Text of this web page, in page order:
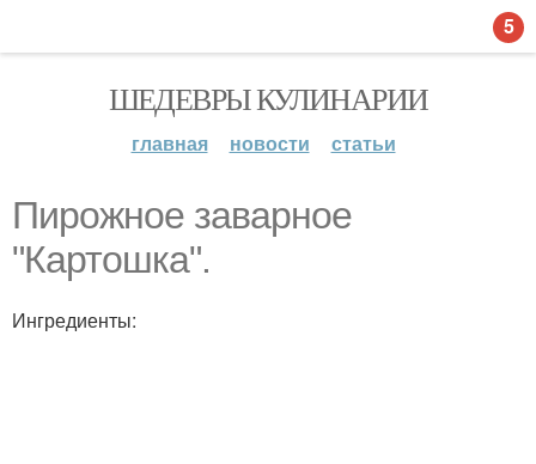
ШЕДЕВРЫ КУЛИНАРИИ
главная новости статьи
Пирожное заварное
"Картошка".
Ингредиенты:
5